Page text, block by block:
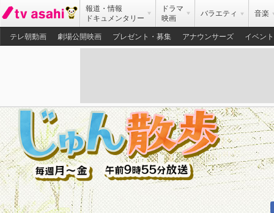
報道・情報
ドキュメンタリー
ドラマ
映画
バラエティ 音楽
テレ朝動画 劇場公開映画 プレゼント・募集 アナウンサーズ イベント